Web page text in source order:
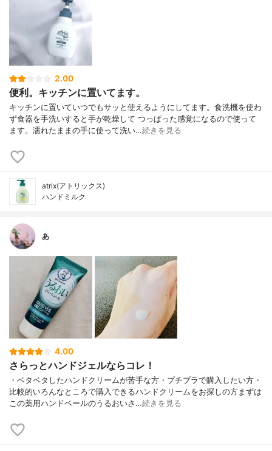
2.00
便利。キッチンに置いてます。
キッチンに置いていつでもサッと使えるようにしてます。食洗機を使わ
ず食器を手洗いすると手が乾燥して つっぱった感覚になるので使って
ます。濡れたままの手に使って洗い…続きを見る
atrix(アトリックス)
ハンドミルク
あ
4.00
さらっとハンドジェルならコレ！
・ベタベタしたハンドクリームが苦手な方・プチプラで購入したい方・
比較的いろんなところで購入できるハンドクリームをお探しの方まずは
この薬用ハンドベールのうるおいさ…続きを見る